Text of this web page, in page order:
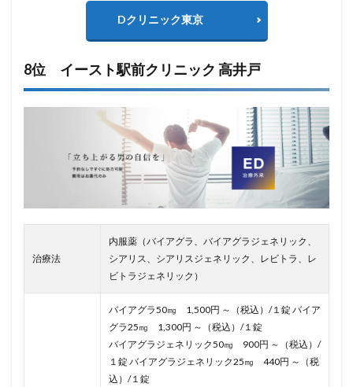
Dクリニック東京
8位 イースト駅前クリニック 高井戸
治療法
内服薬（バイアグラ、バイアグラジェネリック、
シアリス、シアリスジェネリック、レビトラ、レ
ビトラジェネリック）
バイアグラ50㎎ 1,500円 ～（税込）/１錠 バイア
グラ25㎎ 1,300円 ～（税込）/１錠
バイアグラジェネリック50㎎ 900円 ～（税込）/
１錠 バイアグラジェネリック25㎎ 440円 ～（税
込）/１錠